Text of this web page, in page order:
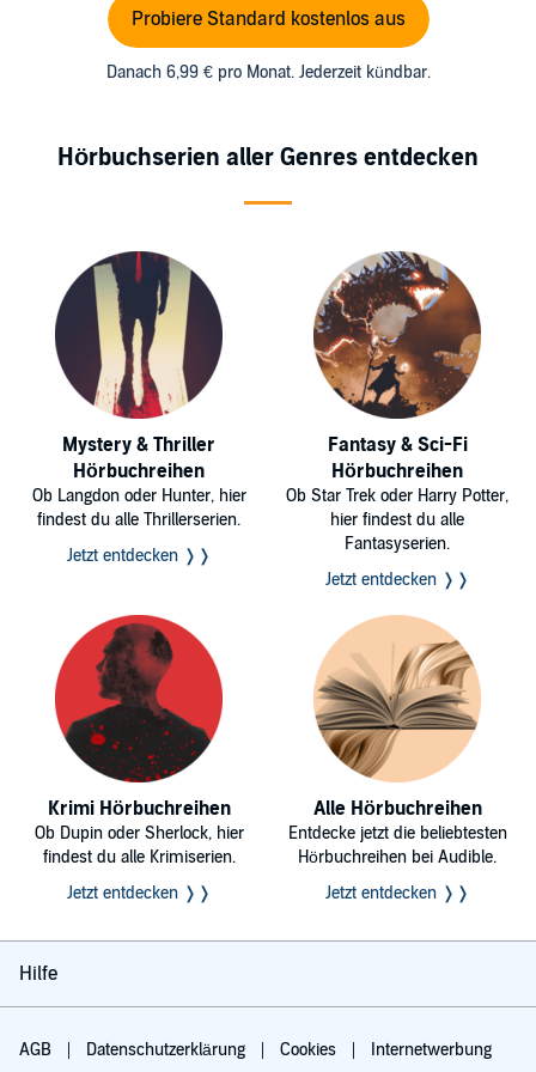
Probiere Standard kostenlos aus
Danach 6,99 € pro Monat. Jederzeit kündbar.
Hörbuchserien aller Genres entdecken
Mystery & Thriller
Hörbuchreihen
Ob Langdon oder Hunter, hier
findest du alle Thrillerserien.
Jetzt entdecken ❭❭
Fantasy & Sci-Fi
Hörbuchreihen
Ob Star Trek oder Harry Potter,
hier findest du alle
Fantasyserien.
Jetzt entdecken ❭❭
Krimi Hörbuchreihen
Ob Dupin oder Sherlock, hier
findest du alle Krimiserien.
Jetzt entdecken ❭❭
Alle Hörbuchreihen
Entdecke jetzt die beliebtesten
Hörbuchreihen bei Audible.
Jetzt entdecken ❭❭
Hilfe
AGB Datenschutzerklärung Cookies Internetwerbung